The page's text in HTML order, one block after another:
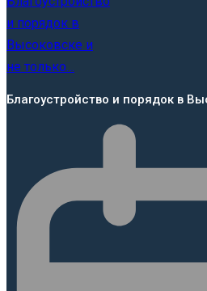
Благоустройство и порядок в